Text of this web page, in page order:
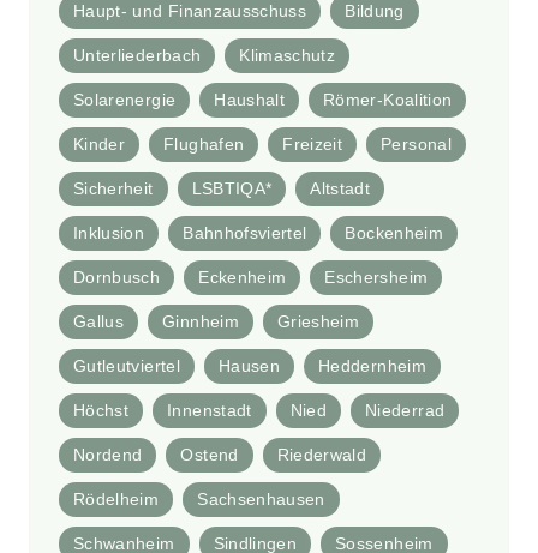
Haupt- und Finanzausschuss Bildung
Unterliederbach Klimaschutz
Solarenergie Haushalt Römer-Koalition
Kinder Flughafen Freizeit Personal
Sicherheit LSBTIQA* Altstadt
Inklusion Bahnhofsviertel Bockenheim
Dornbusch Eckenheim Eschersheim
Gallus Ginnheim Griesheim
Gutleutviertel Hausen Heddernheim
Höchst Innenstadt Nied Niederrad
Nordend Ostend Riederwald
Rödelheim Sachsenhausen
Schwanheim Sindlingen Sossenheim